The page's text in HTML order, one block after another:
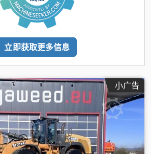
立即获取更多信息
小广告